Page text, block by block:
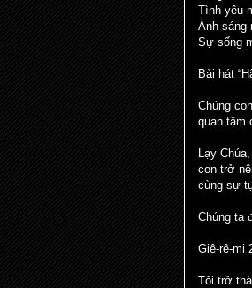
Tình yêu
Ánh sáng
Sự sống
Bài hát
Chúng
quan tâm
Lạy
con trở
cùng sự
Chúng ta
Giê-rê-mi
Tôi trở